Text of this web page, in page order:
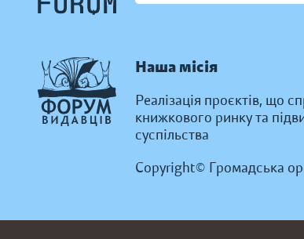
Наша місія
Реалізація проєктів, що
книжкового ринку та
суспільства
Copyright© Громадська